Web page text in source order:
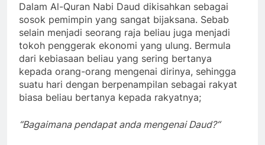
Dalam Al-Quran Nabi Daud dikisahkan sebagai
sosok pemimpin yang sangat bijaksana. Sebab
selain menjadi seorang raja beliau juga menjadi
tokoh penggerak ekonomi yang ulung. Bermula
dari kebiasaan beliau yang sering bertanya
kepada orang-orang mengenai dirinya, sehingga
suatu hari dengan berpenampilan sebagai rakyat
biasa beliau bertanya kepada rakyatnya;
“Bagaimana pendapat anda mengenai Daud?“